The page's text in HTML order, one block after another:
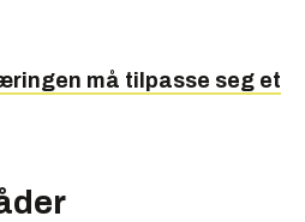
må tilpasse seg et